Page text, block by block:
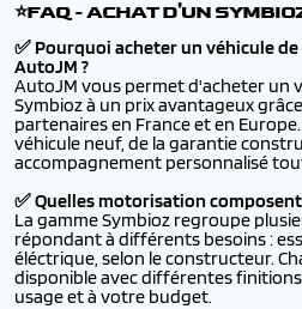
⭐FAQ - ACHAT D'UN
✅ Pourquoi acheter un véhicule
AutoJM ?
AutoJM vous permet d'acheter un
Symbioz à un prix avantageux
partenaires en France et en
véhicule neuf, de la garantie
accompagnement personnalisé
✅ Quelles motorisation
La gamme Symbioz regroupe
répondant à différents besoins :
éléctrique, selon le constructeur.
disponible avec différentes
usage et à votre budget.